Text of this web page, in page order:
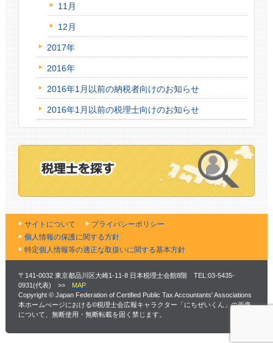
11月
12月
2017年
2016年
2016年1月以前の納税者向けのお知らせ
2016年1月以前の税理士向けのお知らせ
サイトについて
プライバシーポリシー
個人情報の保護に関する方針
特定個人情報等の適正な取扱いに関する基本方針
〒141-0032 東京都品川区大崎1-11-8 日本税理士会館8階 TEL:03-5435-
0931(代表) >> MAP
Copyright © Japan Federation of Certified Public Tax Accountants' Associations
本ホームぺージにおける©税理士会広報キャラクター「にちぜいくん」の画像
について、無断使用・無断転載を固く禁じます。